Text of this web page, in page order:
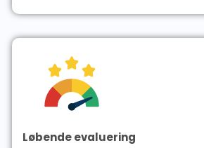
Løbende evaluering